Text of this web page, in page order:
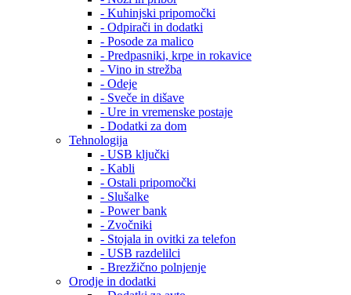
- Kuhinjski pripomočki
- Odpirači in dodatki
- Posode za malico
- Predpasniki, krpe in rokavice
- Vino in strežba
- Odeje
- Sveče in dišave
- Ure in vremenske postaje
- Dodatki za dom
Tehnologija
- USB ključki
- Kabli
- Ostali pripomočki
- Slušalke
- Power bank
- Zvočniki
- Stojala in ovitki za telefon
- USB razdelilci
- Brezžično polnjenje
Orodje in dodatki